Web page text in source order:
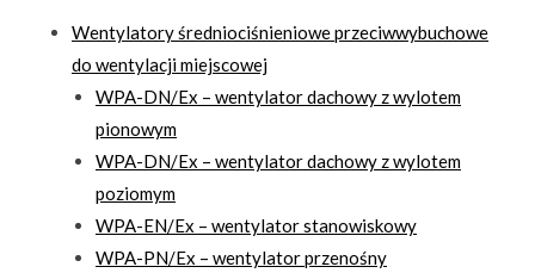
Wentylatory średniociśnieniowe przeciwwybuchowe
do wentylacji miejscowej
WPA-DN/Ex – wentylator dachowy z wylotem
pionowym
WPA-DN/Ex – wentylator dachowy z wylotem
poziomym
WPA-EN/Ex – wentylator stanowiskowy
WPA-PN/Ex – wentylator przenośny